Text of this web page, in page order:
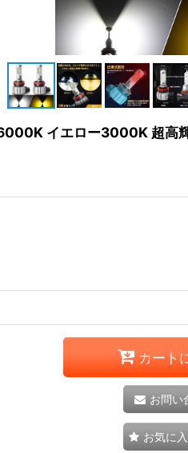
イエロー3000K 超
カート
お問い
お気に